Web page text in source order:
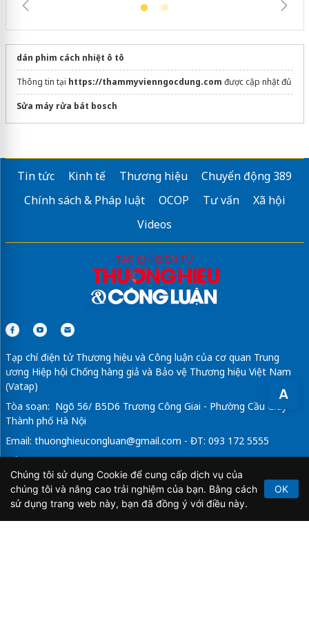
A
dán phim cách nhiệt ô tô
Thông tin tại https://thammyvienngocdung.com được cập nhật đủ
Sửa máy rửa bát bosch
Tin tức Kinh tế Thương hiệu
Chuyển động 389
Chính sách & Pháp luật
OCOP Tư vấn
Xã hội
Videos
Tạp chí điện tử Thương hiệu và Công luận của cơ quan Trung
ương Hiệp hội Chống hàng giả và Bảo vệ Thương hiệu Việt Nam
(Vatap)
Tòa soạn: Ngõ 56/ B5D6 Trương Công Giai - Phường Cầu Giấy -
Thành phố Hà Nội
Email: thuonghieucongluan@gmail.com - ĐT: 093 172 5555
Tổng Biên Tập: Vũ Đức Thuận
Giấy phép hoạt động báo chí điện tử số 64/GP-BTTTT do Bộ
Thông tin và Truyền thông cấp ngày 21/2/2020.
Chúng tôi sử dụng Cookie để cung cấp dịch vụ của
chúng tôi và nâng cao trải nghiệm của bạn. Bằng cách
sử dụng trang web này, bạn đã đồng ý với điều này.
OK